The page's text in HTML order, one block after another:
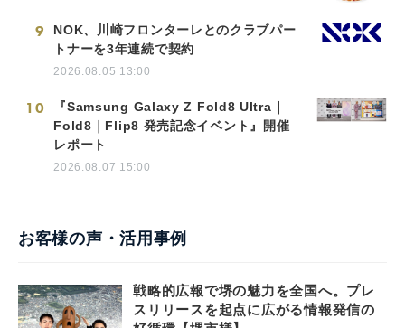
9
NOK、川崎フロンターレとのクラブパー
トナーを3年連続で契約
2026.08.05 13:00
10
『Samsung Galaxy Z Fold8 Ultra｜
Fold8｜Flip8 発売記念イベント』開催
レポート
2026.08.07 15:00
お客様の声・活用事例
戦略的広報で堺の魅力を全国へ。プレ
スリリースを起点に広がる情報発信の